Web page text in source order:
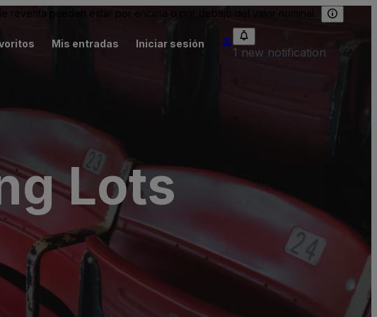
reventa pueden estar por encima o por debajo del valor nominal.
Mis entradas Iniciar sesión
1 new notification
Lots